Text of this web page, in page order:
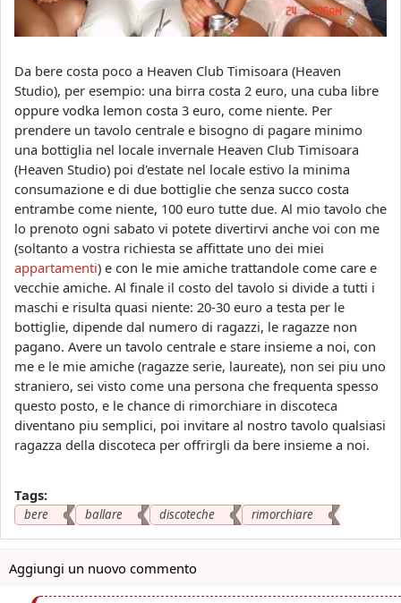
Da bere costa poco a Heaven Club Timisoara (Heaven
Studio), per esempio: una birra costa 2 euro, una cuba libre
oppure vodka lemon costa 3 euro, come niente. Per
prendere un tavolo centrale e bisogno di pagare minimo
una bottiglia nel locale invernale Heaven Club Timisoara
(Heaven Studio) poi d'estate nel locale estivo la minima
consumazione e di due bottiglie che senza succo costa
entrambe come niente, 100 euro tutte due. Al mio tavolo che
lo prenoto ogni sabato vi potete divertirvi anche voi con me
(soltanto a vostra richiesta se affittate uno dei miei
appartamenti) e con le mie amiche trattandole come care e
vecchie amiche. Al finale il costo del tavolo si divide a tutti i
maschi e risulta quasi niente: 20-30 euro a testa per le
bottiglie, dipende dal numero di ragazzi, le ragazze non
pagano. Avere un tavolo centrale e stare insieme a noi, con
me e le mie amiche (ragazze serie, laureate), non sei piu uno
straniero, sei visto come una persona che frequenta spesso
questo posto, e le chance di rimorchiare in discoteca
diventano piu semplici, poi invitare al nostro tavolo qualsiasi
ragazza della discoteca per offrirgli da bere insieme a noi.
Tags:
bere ballare discoteche rimorchiare
Aggiungi un nuovo commento